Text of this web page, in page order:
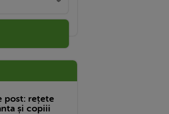
post: rețete
și copiii